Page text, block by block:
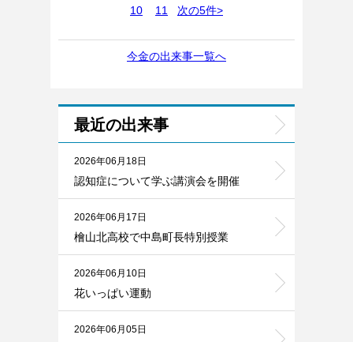
10
11 次の5件>
今金の出来事一覧へ
最近の出来事
2026年06月18日
認知症について学ぶ講演会を開催
2026年06月17日
檜山北高校で中島町長特別授業
2026年06月10日
花いっぱい運動
2026年06月05日